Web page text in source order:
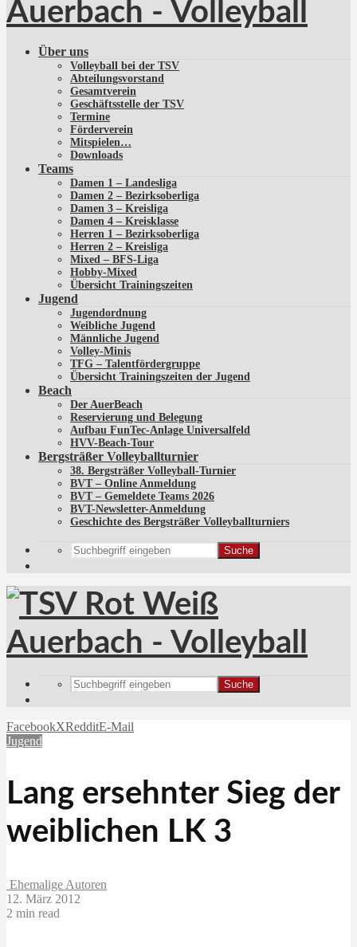
Über uns
Volleyball bei der TSV
Abteilungsvorstand
Gesamtverein
Geschäftsstelle der TSV
Termine
Förderverein
Mitspielen…
Downloads
Teams
Damen 1 – Landesliga
Damen 2 – Bezirksoberliga
Damen 3 – Kreisliga
Damen 4 – Kreisklasse
Herren 1 – Bezirksoberliga
Herren 2 – Kreisliga
Mixed – BFS-Liga
Hobby-Mixed
Übersicht Trainingszeiten
Jugend
Jugendordnung
Weibliche Jugend
Männliche Jugend
Volley-Minis
TFG – Talentfördergruppe
Übersicht Trainingszeiten der Jugend
Beach
Der AuerBeach
Reservierung und Belegung
Aufbau FunTec-Anlage Universalfeld
HVV-Beach-Tour
Bergsträßer Volleyballturnier
38. Bergsträßer Volleyball-Turnier
BVT – Online Anmeldung
BVT – Gemeldete Teams 2026
BVT-Newsletter-Anmeldung
Geschichte des Bergsträßer Volleyballturniers
Suche
Suche
FacebookXRedditE-Mail
Jugend
Lang ersehnter Sieg der
weiblichen LK 3
Ehemalige Autoren
12. März 2012
2 min read